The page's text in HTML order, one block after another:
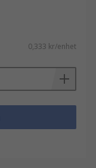
0,333 kr/enhet